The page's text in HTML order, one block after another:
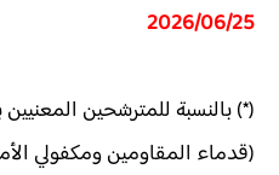
2026/06/25
(*) بالنسبة للمترشحين
(قدماء المقاومين ومكفولي